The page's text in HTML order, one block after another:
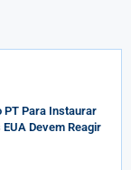
PT Para Instaurar
Devem Reagir